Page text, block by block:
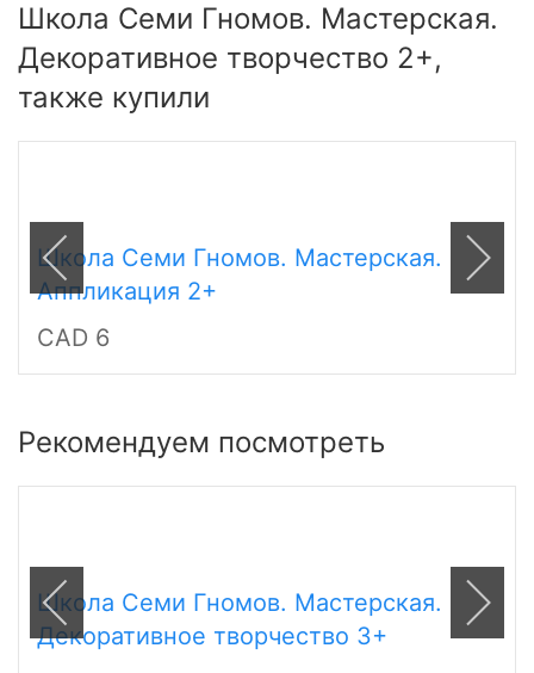
Школа Семи Гномов. Мастерская.
Декоративное творчество 2+,
также купили
Школа Семи Гномов. Мастерская.
Аппликация 2+
CAD 6
Рекомендуем посмотреть
Школа Семи Гномов. Мастерская.
Декоративное творчество 3+